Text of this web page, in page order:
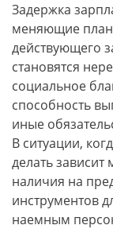
Задержка
меняющие
действующего
становятся
социальное
способность
иные
В ситуации,
делать
наличия на
инструментов
наемным